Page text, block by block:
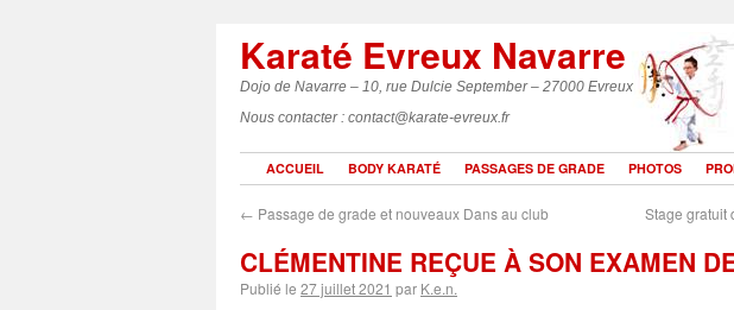
Karaté Evreux Navarre
Dojo de Navarre – 10, rue Dulcie September – 27000 Evreux
Nous contacter : contact@karate-evreux.fr
ACCUEIL BODY KARATÉ PASSAGES DE GRADE PHOTOS
← Passage de grade et nouveaux Dans au club Stage gratuit
CLÉMENTINE REÇUE À SON EXAMEN
Publié le 27 juillet 2021 par K.e.n.